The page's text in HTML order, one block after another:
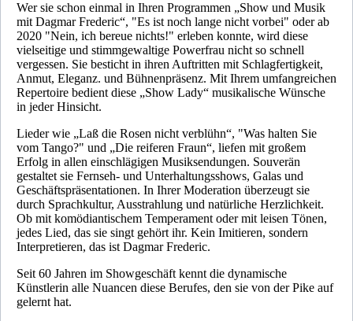
Wer sie schon einmal in Ihren Programmen „Show und Musik
mit Dagmar Frederic“, "Es ist noch lange nicht vorbei" oder ab
2020 "Nein, ich bereue nichts!" erleben konnte, wird diese
vielseitige und stimmgewaltige Powerfrau nicht so schnell
vergessen. Sie besticht in ihren Auftritten mit Schlagfertigkeit,
Anmut, Eleganz. und Bühnenpräsenz. Mit Ihrem umfangreichen
Repertoire bedient diese „Show Lady“ musikalische Wünsche
in jeder Hinsicht.
Lieder wie „Laß die Rosen nicht verblühn“, "Was halten Sie
vom Tango?" und „Die reiferen Fraun“, liefen mit großem
Erfolg in allen einschlägigen Musiksendungen. Souverän
gestaltet sie Fernseh- und Unterhaltungsshows, Galas und
Geschäftspräsentationen. In Ihrer Moderation überzeugt sie
durch Sprachkultur, Ausstrahlung und natürliche Herzlichkeit.
Ob mit komödiantischem Temperament oder mit leisen Tönen,
jedes Lied, das sie singt gehört ihr. Kein Imitieren, sondern
Interpretieren, das ist Dagmar Frederic.
Seit 60 Jahren im Showgeschäft kennt die dynamische
Künstlerin alle Nuancen diese Berufes, den sie von der Pike auf
gelernt hat.